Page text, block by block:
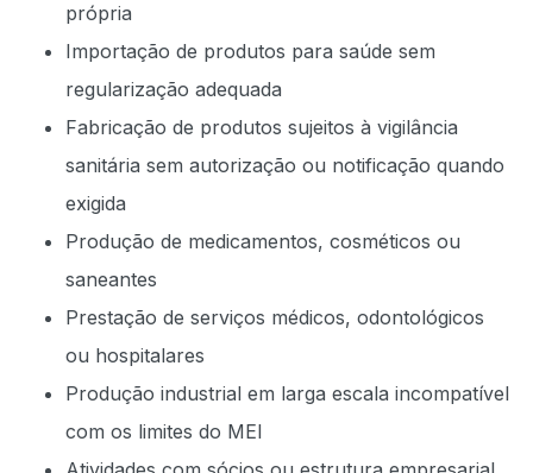
própria
Importação de produtos para saúde sem
regularização adequada
Fabricação de produtos sujeitos à vigilância
sanitária sem autorização ou notificação quando
exigida
Produção de medicamentos, cosméticos ou
saneantes
Prestação de serviços médicos, odontológicos
ou hospitalares
Produção industrial em larga escala incompatível
com os limites do MEI